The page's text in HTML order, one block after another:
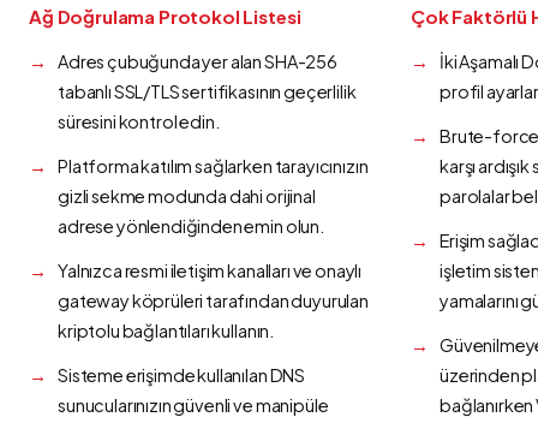
Ağ Doğrulama Protokol Listesi
Adres çubuğunda yer alan SHA-256
tabanlı SSL/TLS sertifikasının geçerlilik
süresini kontrol edin.
Platforma katılım sağlarken tarayıcınızın
gizli sekme modunda dahi orijinal
adrese yönlendiğinden emin olun.
Yalnızca resmi iletişim kanalları ve onaylı
gateway köprüleri tarafından duyurulan
kriptolu bağlantıları kullanın.
Sisteme erişimde kullanılan DNS
sunucularınızın güvenli ve manipüle
Çok Faktörlü
İki Aşamalı
profil
Brute-force
karşı
parolalar
Erişim
işletim
yamalarını
üzerinden
bağlanırken